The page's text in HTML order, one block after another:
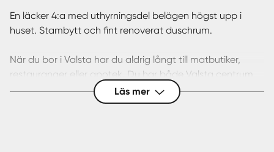
En läcker 4:a med uthyrningsdel belägen högst upp i
huset. Stambytt och fint renoverat duschrum.
När du bor i Valsta har du aldrig långt till matbutiker,
restauranger eller apotek. Du har både Valsta centrum
och Märsta centrum inom räckhåll. Vill du vidare till
pendeltågsstationen tar du antingen bussen eller en tur
Läs mer